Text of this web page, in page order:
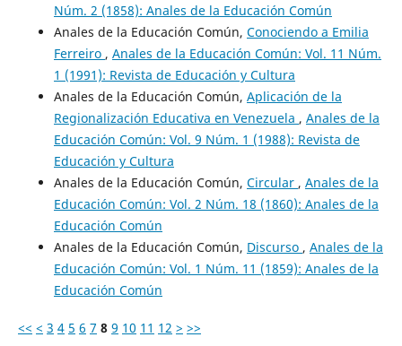
Núm. 2 (1858): Anales de la Educación Común
Anales de la Educación Común, Conociendo a Emilia
Ferreiro , Anales de la Educación Común: Vol. 11 Núm.
1 (1991): Revista de Educación y Cultura
Anales de la Educación Común, Aplicación de la
Regionalización Educativa en Venezuela , Anales de la
Educación Común: Vol. 9 Núm. 1 (1988): Revista de
Educación y Cultura
Anales de la Educación Común, Circular , Anales de la
Educación Común: Vol. 2 Núm. 18 (1860): Anales de la
Educación Común
Anales de la Educación Común, Discurso , Anales de la
Educación Común: Vol. 1 Núm. 11 (1859): Anales de la
Educación Común
<< < 3 4 5 6 7 8 9 10 11 12 > >>